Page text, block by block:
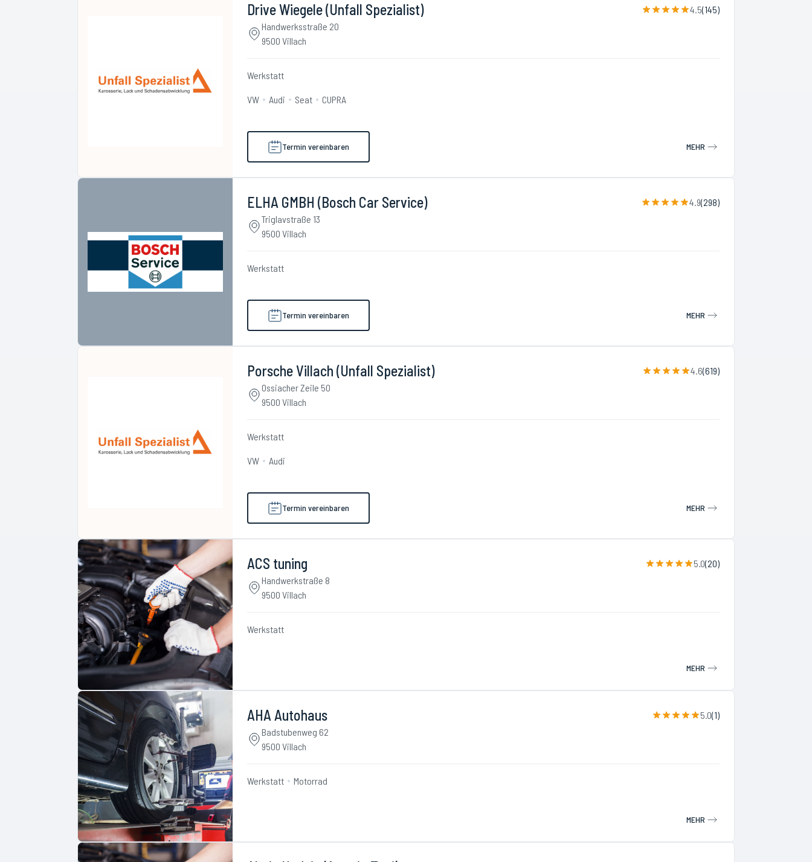
Drive Wiegele (Unfall Spezialist) 4.5(145)
Handwerksstraße 20
9500 Villach
Werkstatt
VW Audi Seat CUPRA
Termin vereinbaren MEHR
ELHA GMBH (Bosch Car Service) 4.9(298)
Triglavstraße 13
9500 Villach
Werkstatt
Termin vereinbaren MEHR
Porsche Villach (Unfall Spezialist) 4.6(619)
Ossiacher Zeile 50
9500 Villach
Werkstatt
VW Audi
Termin vereinbaren MEHR
ACS tuning 5.0(20)
Handwerkstraße 8
9500 Villach
Werkstatt
MEHR
AHA Autohaus 5.0(1)
Badstubenweg 62
9500 Villach
Werkstatt Motorrad
MEHR